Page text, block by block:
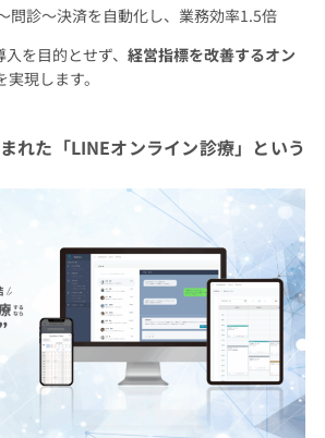
問診〜決済を自動化し、業務効率1.5倍
を目的とせず、 経営指標を改善するオン
実現します。
れた「LINEオンライン診療」という